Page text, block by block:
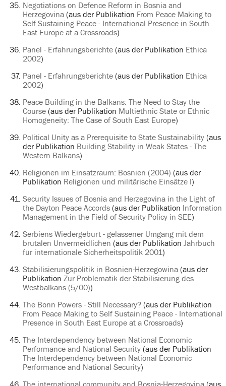
Negotiations on Defence Reform in Bosnia and
Herzegovina(aus der Publikation From Peace Making to
Self Sustaining Peace - International Presence in South
East Europe at a Crossroads)
Panel - Erfahrungsberichte(aus der Publikation Ethica
2002)
Panel - Erfahrungsberichte(aus der Publikation Ethica
2002)
Peace Building in the Balkans: The Need to Stay the
Course(aus der Publikation Multiethnic State or Ethnic
Homogeneity: The Case of South East Europe)
Political Unity as a Prerequisite to State Sustainability(aus
der Publikation Building Stability in Weak States - The
Western Balkans)
Religionen im Einsatzraum: Bosnien (2004) (aus der
Publikation Religionen und militärische Einsätze I)
Security Issues of Bosnia and Herzegovina in the Light of
the Dayton Peace Accords(aus der Publikation Information
Management in the Field of Security Policy in SEE)
Serbiens Wiedergeburt - gelassener Umgang mit dem
brutalen Unvermeidlichen (aus der Publikation Jahrbuch
für internationale Sicherheitspolitik 2001 )
Stabilisierungspolitik in Bosnien-Herzegowina(aus der
Publikation Zur Problematik der Stabilisierung des
Westbalkans (5/00))
The Bonn Powers - Still Necessary?(aus der Publikation
From Peace Making to Self Sustaining Peace - International
Presence in South East Europe at a Crossroads)
The Interdependency between National Economic
Performance and National Security(aus der Publikation
The Interdependency between National Economic
Performance and National Security)